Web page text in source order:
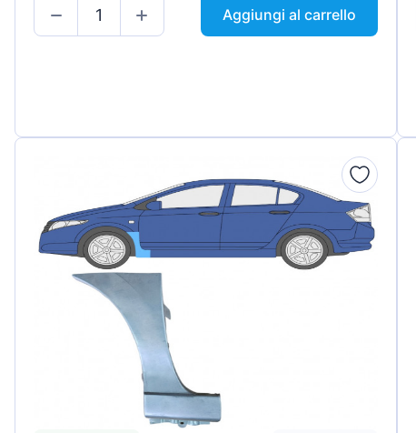
Aggiungi al carrello